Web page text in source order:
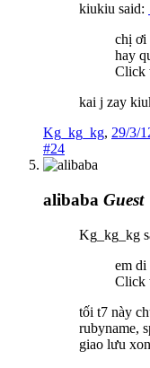
kiukiu said:
chị ơi
hay
Click
kai j zay
Kg_kg_kg, 29/3/
#24
alibaba Guest
Kg_kg_kg
em di
Click
tối t7 này
rubyname,
giao lưu